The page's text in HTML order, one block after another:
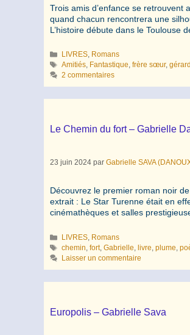
Trois amis d’enfance se
quand chacun rencontrera une
L’histoire débute dans le Toulouse
Catégories
LIVRES, Romans
Étiquettes
Amitiés, Fantastique,frère sœur,gérard
2 commentaires
Le Chemin du fort – Gabrielle
23 juin 2024 par Gabrielle SAVA
Découvrez le premier roman noir
extrait : Le Star Turenne était en
cinémathèques et salles
Catégories
LIVRES, Romans
Étiquettes
chemin,fort,Gabrielle, livre,plume,
Laisser un commentaire
Europolis – Gabrielle Sava